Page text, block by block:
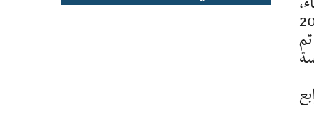
المؤرّخ في 26 أفريل 2008